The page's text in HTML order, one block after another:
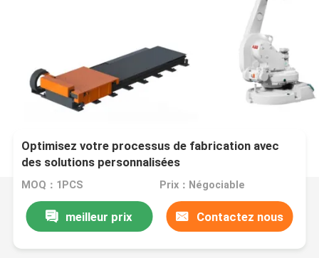
Optimisez votre processus de fabrication avec
des solutions personnalisées
MOQ：1PCS Prix：Négociable
meilleur prix Contactez nous